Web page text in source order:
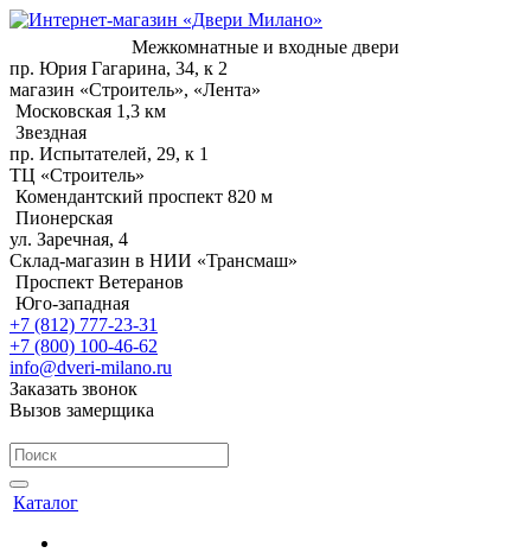
Межкомнатные и входные двери
пр. Юрия Гагарина, 34, к 2
магазин «Строитель», «Лента»
Московская 1,3 км
Звездная
пр. Испытателей, 29, к 1
ТЦ «Строитель»
Комендантский проспект 820 м
Пионерская
ул. Заречная, 4
Склад-магазин в НИИ «Трансмаш»
Проспект Ветеранов
Юго-западная
+7 (812) 777-23-31
+7 (800) 100-46-62
info@dveri-milano.ru
Заказать звонок
Вызов замерщика
Каталог